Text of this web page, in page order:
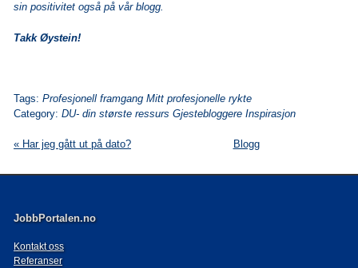
sin positivitet også på vår blogg.
Takk Øystein!
Tags:Profesjonell framgang Mitt profesjonelle rykte
Category:DU- din største ressurs Gjestebloggere Inspirasjon
« Har jeg gått ut på dato? Blogg
JobbPortalen.no
Kontakt oss
Referanser